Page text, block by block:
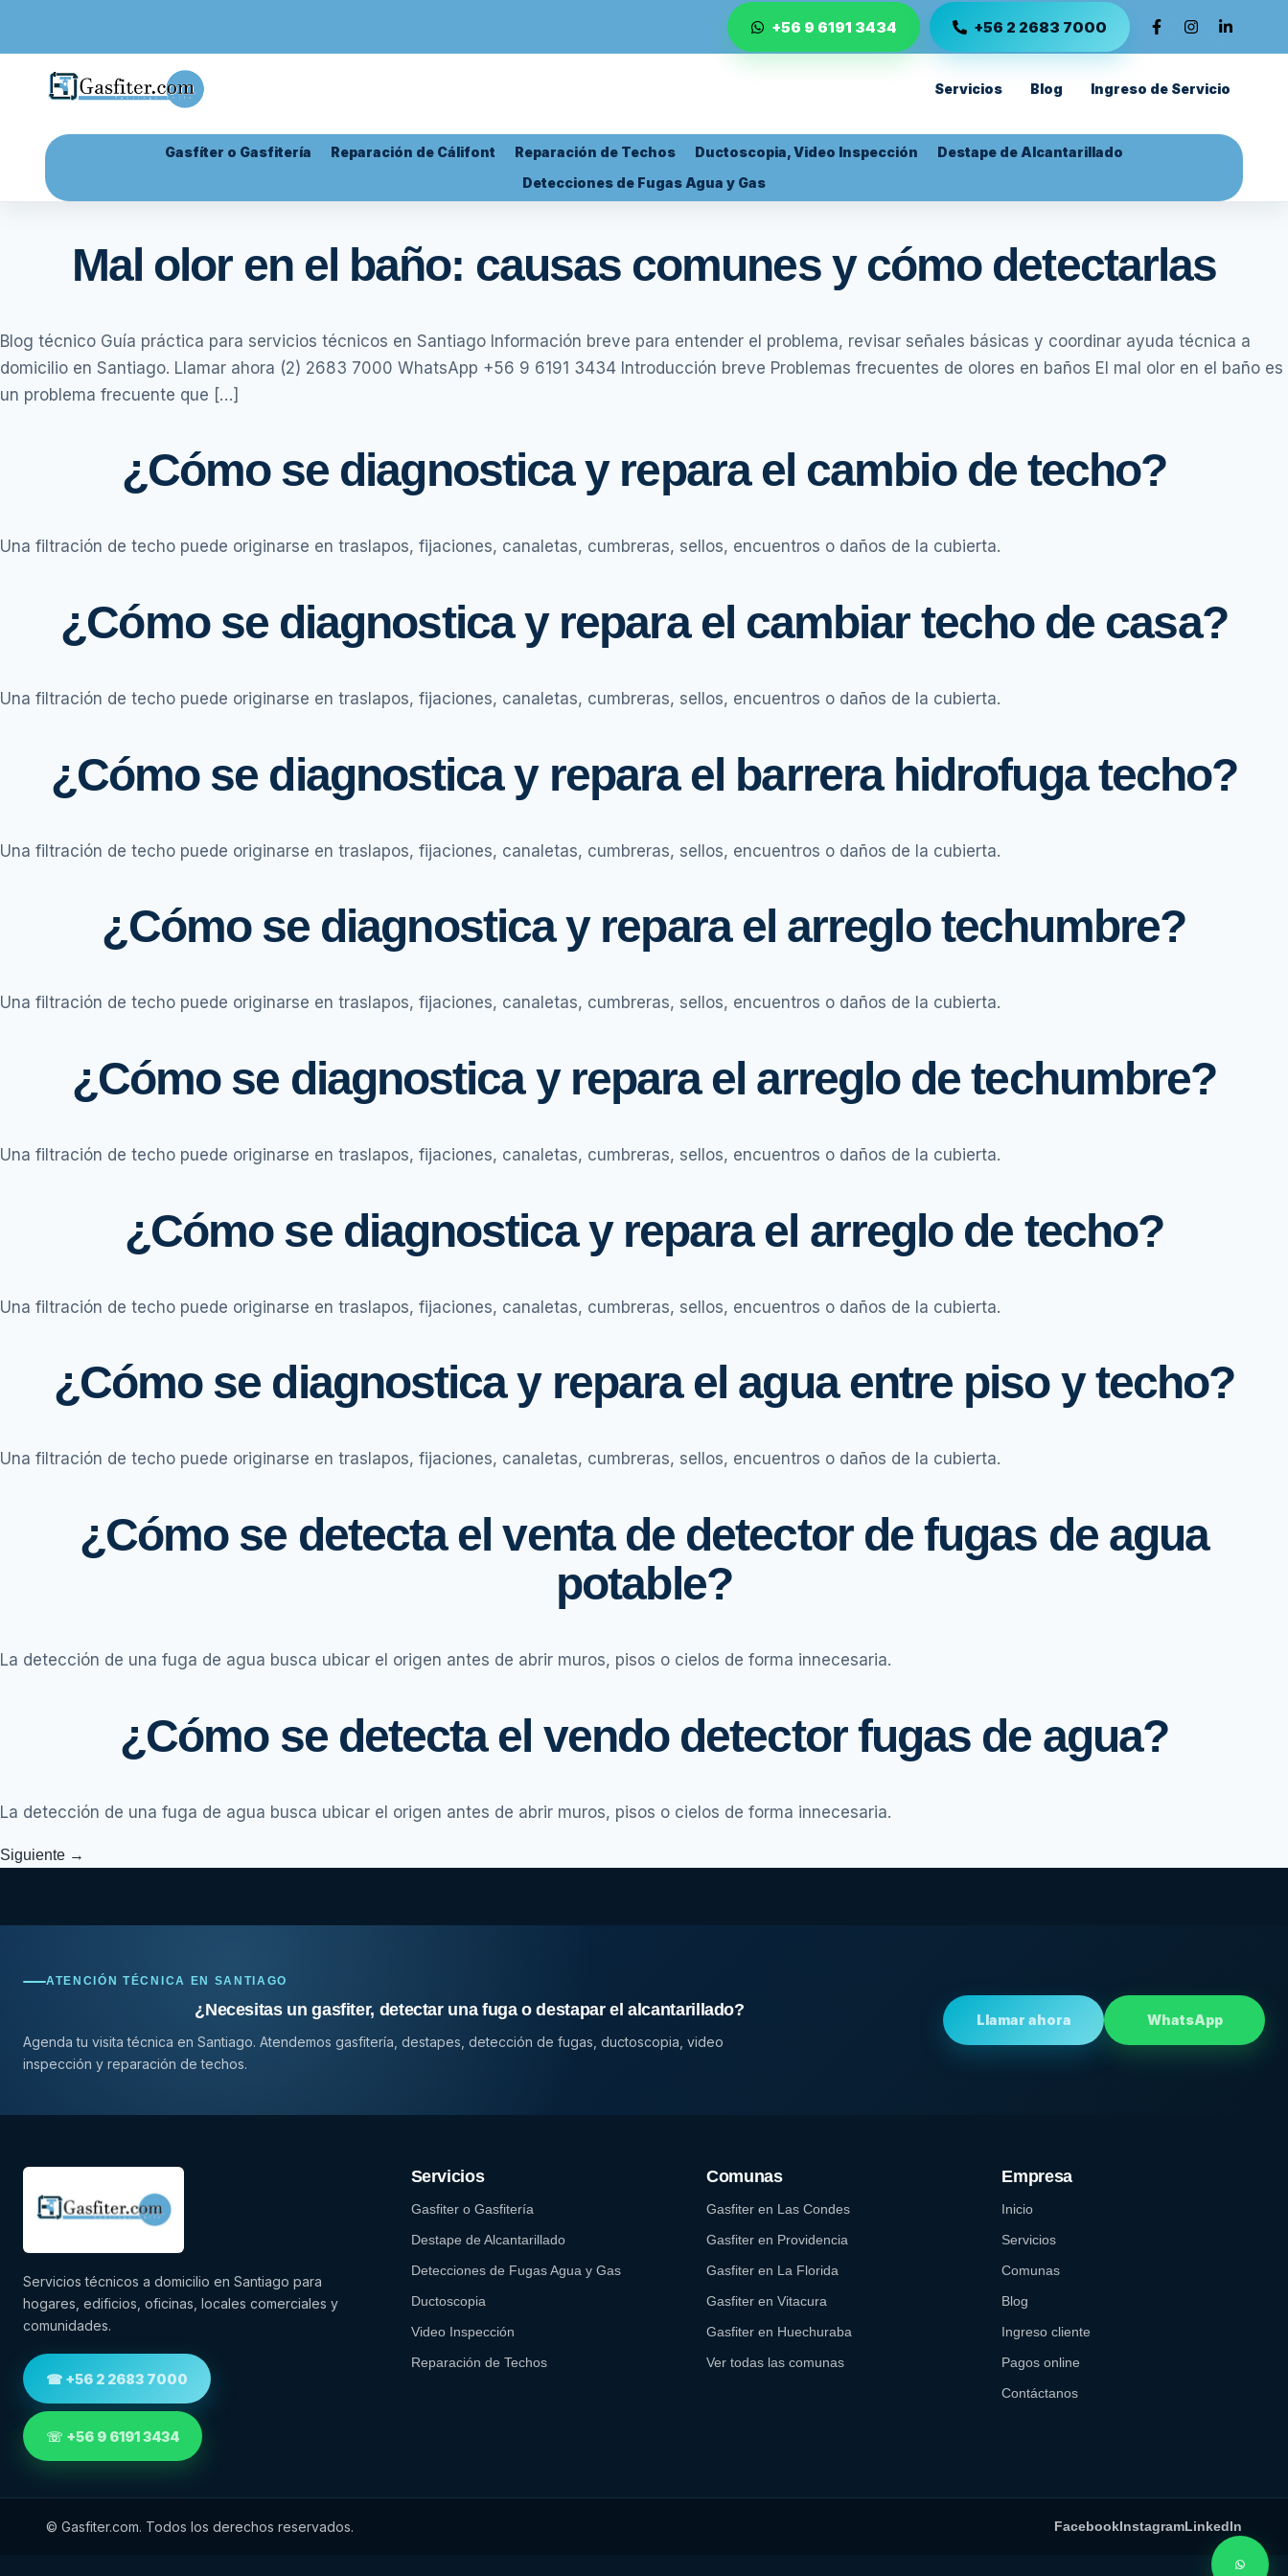
+56 9 6191 3434 +56 2 2683 7000
Servicios Blog Ingreso de Servicio
Gasfíter o Gasfitería Reparación de Cálifont Reparación de Techos Ductoscopia, Video Inspección
Destape de Alcantarillado
Detecciones de Fugas Agua y Gas
Mal olor en el baño: causas comunes y cómo detectarlas
Blog técnico Guía práctica para servicios técnicos en Santiago Información breve para entender el problema, revisar señales básicas y coordinar ayuda técnica a
domicilio en Santiago. Llamar ahora (2) 2683 7000 WhatsApp +56 9 6191 3434 Introducción breve Problemas frecuentes de olores en baños El mal olor en el baño es
un problema frecuente que […]
¿Cómo se diagnostica y repara el cambio de techo?
Una filtración de techo puede originarse en traslapos, fijaciones, canaletas, cumbreras, sellos, encuentros o daños de la cubierta.
¿Cómo se diagnostica y repara el cambiar techo de casa?
Una filtración de techo puede originarse en traslapos, fijaciones, canaletas, cumbreras, sellos, encuentros o daños de la cubierta.
¿Cómo se diagnostica y repara el barrera hidrofuga techo?
Una filtración de techo puede originarse en traslapos, fijaciones, canaletas, cumbreras, sellos, encuentros o daños de la cubierta.
¿Cómo se diagnostica y repara el arreglo techumbre?
Una filtración de techo puede originarse en traslapos, fijaciones, canaletas, cumbreras, sellos, encuentros o daños de la cubierta.
¿Cómo se diagnostica y repara el arreglo de techumbre?
Una filtración de techo puede originarse en traslapos, fijaciones, canaletas, cumbreras, sellos, encuentros o daños de la cubierta.
¿Cómo se diagnostica y repara el arreglo de techo?
Una filtración de techo puede originarse en traslapos, fijaciones, canaletas, cumbreras, sellos, encuentros o daños de la cubierta.
¿Cómo se diagnostica y repara el agua entre piso y techo?
Una filtración de techo puede originarse en traslapos, fijaciones, canaletas, cumbreras, sellos, encuentros o daños de la cubierta.
¿Cómo se detecta el venta de detector de fugas de agua
potable?
La detección de una fuga de agua busca ubicar el origen antes de abrir muros, pisos o cielos de forma innecesaria.
¿Cómo se detecta el vendo detector fugas de agua?
La detección de una fuga de agua busca ubicar el origen antes de abrir muros, pisos o cielos de forma innecesaria.
Siguiente →
ATENCIÓN TÉCNICA EN SANTIAGO
¿Necesitas un gasfiter, detectar una fuga o destapar el alcantarillado?
Agenda tu visita técnica en Santiago. Atendemos gasfitería, destapes, detección de fugas, ductoscopia, video
inspección y reparación de techos.
Llamar ahora WhatsApp
Servicios técnicos a domicilio en Santiago para
hogares, edificios, oficinas, locales comerciales y
comunidades.
☎ +56 2 2683 7000
☏ +56 9 6191 3434
Servicios
Gasfiter o Gasfitería
Destape de Alcantarillado
Detecciones de Fugas Agua y Gas
Ductoscopia
Video Inspección
Reparación de Techos
Comunas
Gasfiter en Las Condes
Gasfiter en Providencia
Gasfiter en La Florida
Gasfiter en Vitacura
Gasfiter en Huechuraba
Ver todas las comunas
Empresa
Inicio
Servicios
Comunas
Blog
Ingreso cliente
Pagos online
Contáctanos
© Gasfiter.com. Todos los derechos reservados. FacebookInstagramLinkedIn